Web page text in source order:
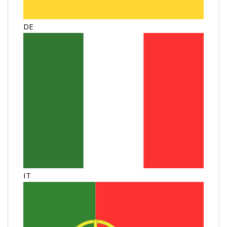
DE
IT